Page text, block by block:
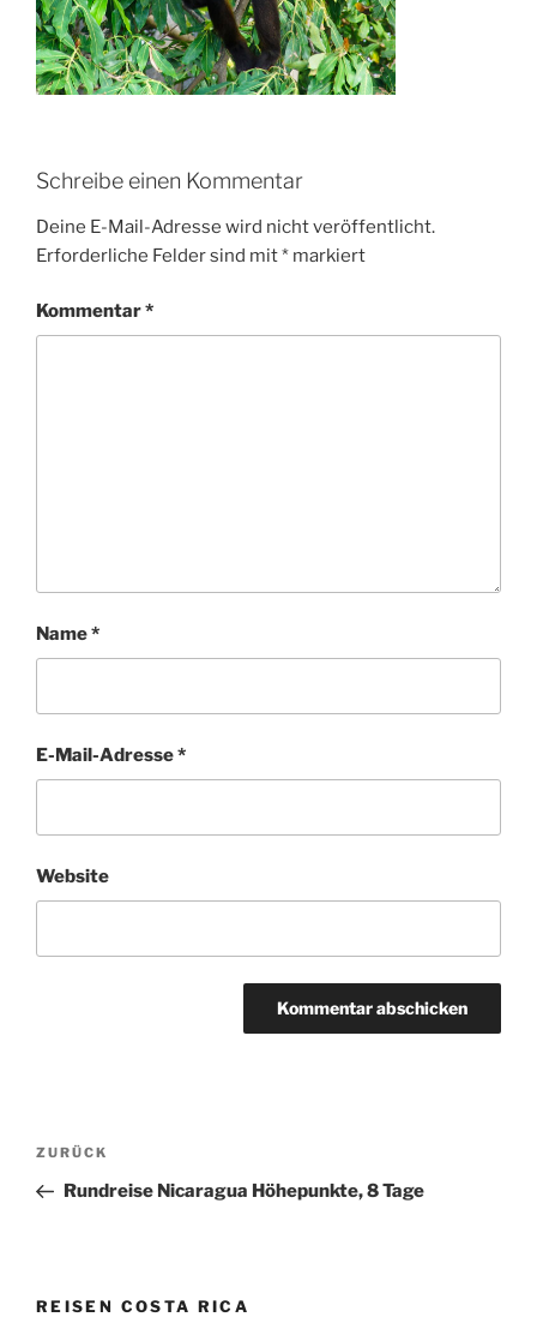
Schreibe einen Kommentar
Deine E-Mail-Adresse wird nicht veröffentlicht.
Erforderliche Felder sind mit* markiert
Kommentar*
Name*
E-Mail-Adresse*
Website
Beitragsnavigation
Vorheriger
Beitrag
ZURÜCK
Rundreise Nicaragua Höhepunkte, 8 Tage
REISEN COSTA RICA